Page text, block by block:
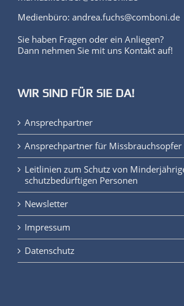
Medienbüro: andrea.fuchs@comboni.de
Sie haben Fragen oder ein Anliegen?
Dann nehmen Sie mit uns Kontakt auf!
WIR SIND FÜR SIE DA!
Ansprechpartner
Ansprechpartner für Missbrauchsopfer
Leitlinien zum Schutz von
schutzbedürftigen Personen
Newsletter
Impressum
Datenschutz